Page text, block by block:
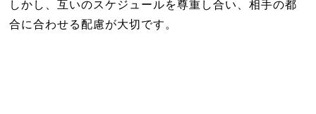
しかし、互いのスケジュールを尊重し合い、相手の都
合に合わせる配慮が大切です。